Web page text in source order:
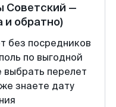
Советский —
и обратно)
без посредников
по выгодной
перелет
знаете дату